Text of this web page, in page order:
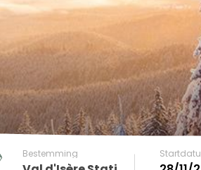
Bestemming